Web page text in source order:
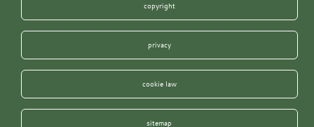
copyright
privacy
cookie law
sitemap